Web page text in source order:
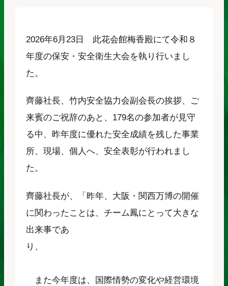
2026年6月23日 此花会館梅香殿にて令和８
年度の保安・安全衛生大会を執り行いまし
た。
齊藤社長、竹内安全協力会副会長の挨拶、ご
来賓のご祝辞のあと、179名の参加者が見守
る中、昨年度に優れた安全成績を残した事業
所、現場、個人へ、安全表彰が行われまし
た。
齊藤社長が、「昨年、大阪・関西万博の開催
に関わったことは、チーム鳳にとって大きな
出来事であ
り、
また今年度は、国際情勢の変化や経営環境